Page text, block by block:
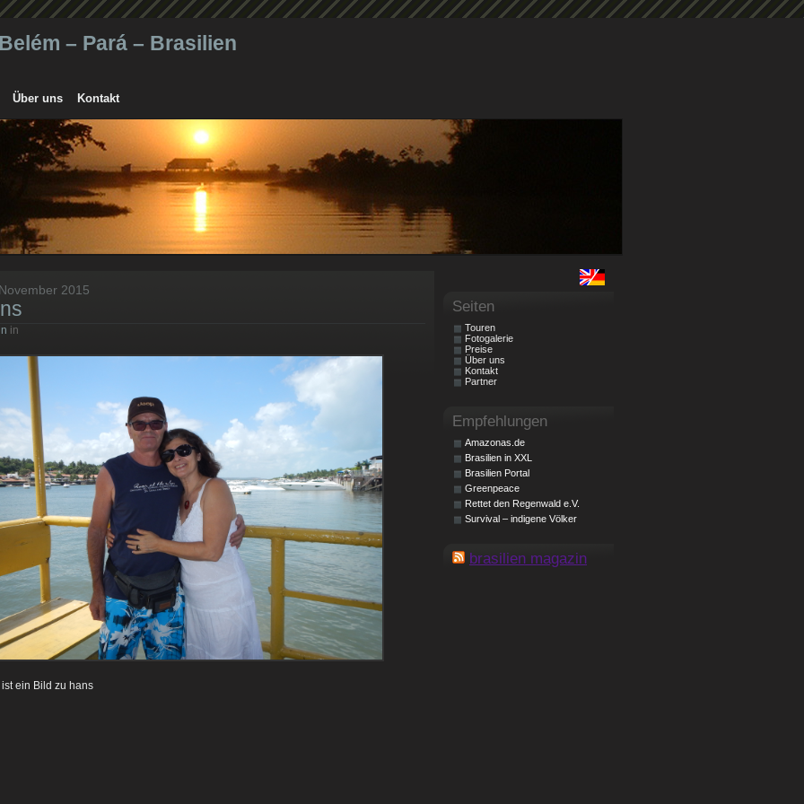
– Pará – Brasilien
Über uns Kontakt
2015
in
ein Bild zu hans
Seiten
Touren
Fotogalerie
Preise
Über uns
Kontakt
Partner
Empfehlungen
Amazonas.de
Brasilien in XXL
Brasilien Portal
Greenpeace
Rettet den Regenwald e.V.
Survival – indigene Völker
brasilien magazin